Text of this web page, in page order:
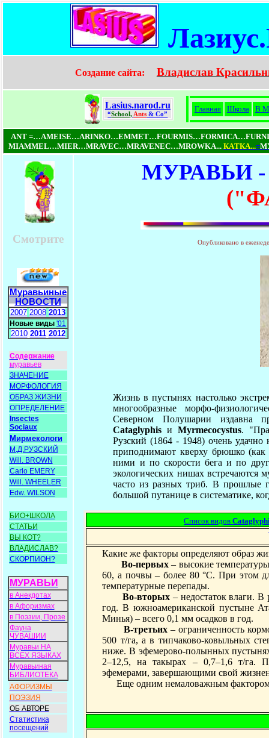
Создание сайта: Владислав
Lasius.narod.ru
“School, Ants & Co”
Главная Школа В
ANT
MIAMMEL…MIER…MRAVEC…MRAVENEC…MROWKA... КAТКA...=
Смотрите
Муравьиные
НОВОСТИ
2007 2008 2013
Новые виды '01
2010 2011 2012
Содержание
муравьев
ЗНАЧЕНИЕ
МОРФОЛОГИЯ
ОБРАЗ ЖИЗНИ
ОПРЕДЕЛЕНИЕ
Insectes
Sociaux
Мирмекологи
М.Д.РУЗСКИЙ
Will. BROWN
Carlo EMERY
Will. WHEELER
Edw. WILSON
БИО+ШКОЛА
СТАТЬИ
ВЫ КОТ?
ВЛАДИСЛАВ?
СКОРПИОН?
МУРАВЬИ
в Анекдотах
в Афоризмах
в Поэзии, Прозе
Фауна
ЧУВАШИИ
Муравьи НА
ВСЕХ ЯЗЫКАХ
Муравьиная
БИБЛИОТЕКА
АФОРИЗМЫ
ПОЭЗИЯ
ОБ АВТОРЕ
Статистика
посещений
МУРАВЬИ
Опубликовано в
Жизнь в пустынях настолько
многообразные морфо-
Северном Полушарии издавна
Cataglyphis иMyrmecocystus.
Рузский (1864 - 1948) очень
приподнимают кверху брюшко (как
ними и по скорости бега и по
экологических нишах встречаются
часто из разных триб. В прошлые
большой путанице в систематике,
Список видов
Какие же факторы определяют образ
Во-первых– высокие
60, а почвы – более 80 °С. При этом
температурные перепады.
Во-вторых – недостаток влаги.
год. В южноамериканской пустыне
Минья) – всего 0,1 мм осадков в год.
В-третьих– ограниченность
500 т/га, а в типчаково-ковыльных
ниже. В эфемерово-полынных
2–12,5, на такырах – 0,7–1,6 т/га.
эфемерами, завершающими свой
Еще одним немаловажным фактором